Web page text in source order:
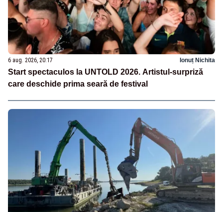
6 aug. 2026, 20:17 Ionuț Nichita
Start spectaculos la UNTOLD 2026. Artistul-surpriză
care deschide prima seară de festival